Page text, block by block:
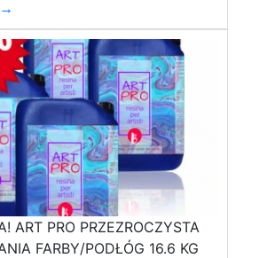
→
ART PRO PRZEZROCZYSTA
FARBY/PODŁÓG 16.6 KG